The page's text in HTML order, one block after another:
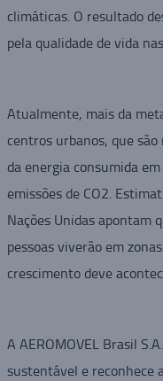
climáticas. O resultado
pela qualidade de vida
Atualmente, mais da
centros urbanos, que
da energia consumida
emissões de CO2.
Nações Unidas apontam
pessoas viverão em
crescimento deve
A AEROMOVEL Brasil
sustentável e reconhece